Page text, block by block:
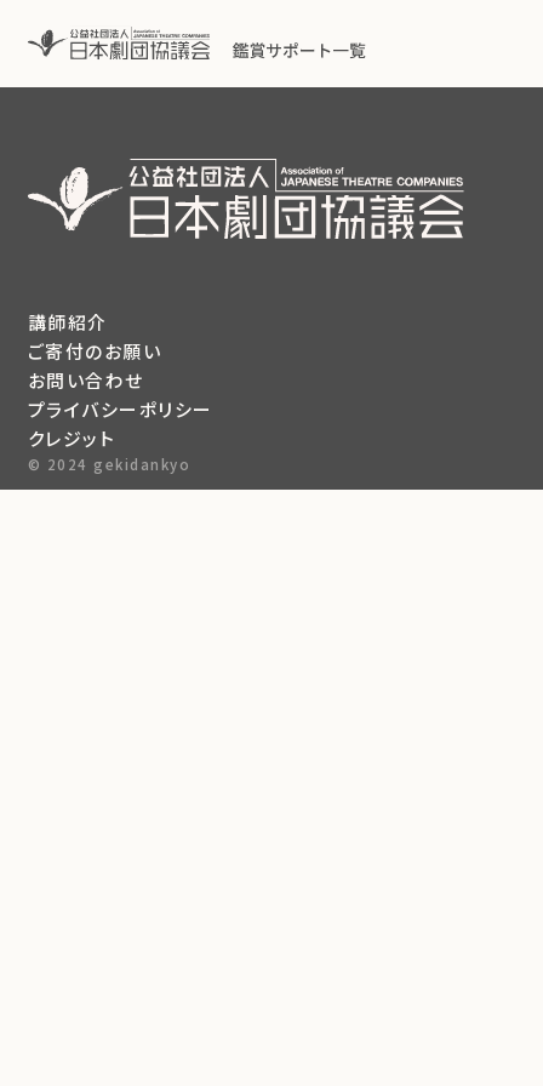
講師紹介
ご寄付のお願い
お問い合わせ
プライバシーポリシー
クレジット
© 2024 gekidankyo